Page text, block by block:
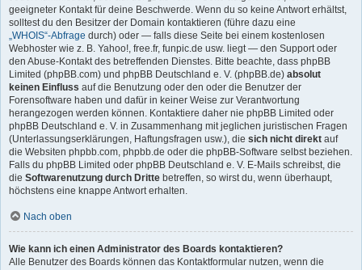
geeigneter Kontakt für deine Beschwerde. Wenn du so keine Antwort erhältst,
solltest du den Besitzer der Domain kontaktieren (führe dazu eine
„WHOIS“-Abfrage durch) oder — falls diese Seite bei einem kostenlosen
Webhoster wie z. B. Yahoo!, free.fr, funpic.de usw. liegt — den Support oder
den Abuse-Kontakt des betreffenden Dienstes. Bitte beachte, dass phpBB
Limited (phpBB.com) und phpBB Deutschland e. V. (phpBB.de) absolut
keinen Einfluss auf die Benutzung oder den oder die Benutzer der
Forensoftware haben und dafür in keiner Weise zur Verantwortung
herangezogen werden können. Kontaktiere daher nie phpBB Limited oder
phpBB Deutschland e. V. in Zusammenhang mit jeglichen juristischen Fragen
(Unterlassungserklärungen, Haftungsfragen usw.), die sich nicht direkt auf
die Websiten phpbb.com, phpbb.de oder die phpBB-Software selbst beziehen.
Falls du phpBB Limited oder phpBB Deutschland e. V. E-Mails schreibst, die
die Softwarenutzung durch Dritte betreffen, so wirst du, wenn überhaupt,
höchstens eine knappe Antwort erhalten.
Nach oben
Wie kann ich einen Administrator des Boards kontaktieren?
Alle Benutzer des Boards können das Kontaktformular nutzen, wenn die